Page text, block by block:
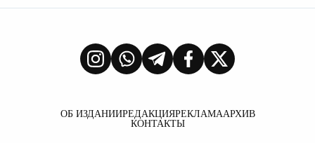
ОБ ИЗДАНИИРЕДАКЦИЯРЕКЛАМААРХИВ
КОНТАКТЫ